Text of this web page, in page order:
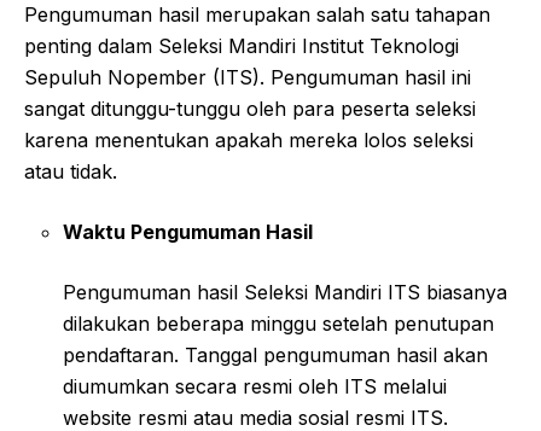
Pengumuman hasil merupakan salah satu tahapan
penting dalam Seleksi Mandiri Institut Teknologi
Sepuluh Nopember (ITS). Pengumuman hasil ini
sangat ditunggu-tunggu oleh para peserta seleksi
karena menentukan apakah mereka lolos seleksi
atau tidak.
Waktu Pengumuman Hasil
Pengumuman hasil Seleksi Mandiri ITS biasanya
dilakukan beberapa minggu setelah penutupan
pendaftaran. Tanggal pengumuman hasil akan
diumumkan secara resmi oleh ITS melalui
website resmi atau media sosial resmi ITS.